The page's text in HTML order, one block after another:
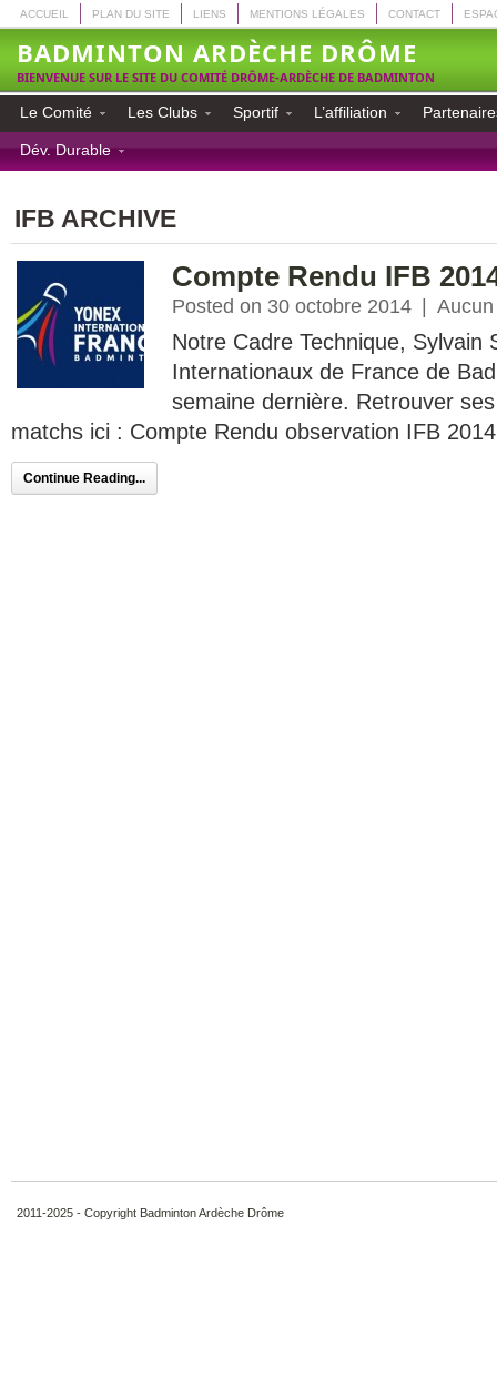
ACCUEIL PLAN DU SITE LIENS MENTIONS LÉGALES CONTACT
BADMINTON ARDÈCHE DRÔME
BIENVENUE SUR LE SITE DU COMITÉ DRÔME-ARDÈCHE DE BADMINTON
Le Comité Les Clubs Sportif L’affiliation
Dév. Durable
IFB ARCHIVE
Compte Rendu IFB
Posted on 30 octobre 2014
Notre Cadre Technique, Sylvain
Internationaux de France de
semaine dernière. Retrouver
matchs ici : Compte Rendu observation IFB
Continue Reading...
2011-2025 - Copyright Badminton Ardèche Drôme